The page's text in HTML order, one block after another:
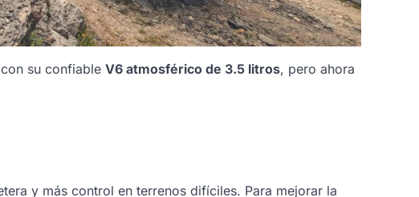
su confiable V6 atmosférico de 3.5 litros, pero ahora
y más control en terrenos difíciles. Para mejorar la